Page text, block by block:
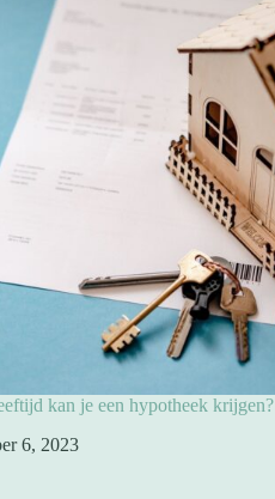
kan je een hypotheek krijgen?
6, 2023